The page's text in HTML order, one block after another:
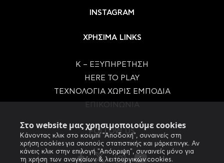
Στο website μας χρησιμοποιούμε cookies
Κάνοντας κλικ στο κουμπί "Αποδοχή", συναινείς στη
χρήση cookies για σκοπούς στατιστικής και μάρκετινγκ. Αν
κάνεις κλικ στην επιλογή "Απόρριψη", συναινείς μόνο για
τη χρήση των αναγκαίων & λειτουργικών cookies.
INSTAGRAM
ΧΡΗΣΙΜΑ LINKS
Κ – ΕΞΥΠΗΡΕΤΗΣΗ
HERE TO PLAY
ΤΕΧΝΟΛΟΓΙΑ ΧΩΡΙΣ ΕΜΠΟΔΙΑ
FOLLOW US